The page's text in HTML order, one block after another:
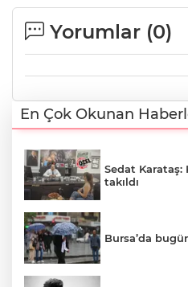
Yorumlar (0)
En Çok Okunan
Sedat Karataş:
takıldı
Bursa’da